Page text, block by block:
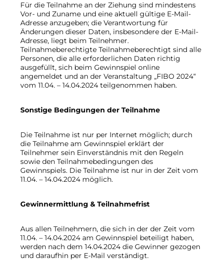
Für die Teilnahme an der Ziehung sind mindestens
Vor- und Zuname und eine aktuell gültige E-Mail-
Adresse anzugeben; die Verantwortung für
Änderungen dieser Daten, insbesondere der E-Mail-
Adresse, liegt beim Teilnehmer.
Teilnahmeberechtigte Teilnahmeberechtigt sind alle
Personen, die alle erforderlichen Daten richtig
ausgefüllt, sich beim Gewinnspiel online
angemeldet und an der Veranstaltung „FIBO 2024“
vom 11.04. – 14.04.2024 teilgenommen haben.
Sonstige Bedingungen der Teilnahme
Die Teilnahme ist nur per Internet möglich; durch
die Teilnahme am Gewinnspiel erklärt der
Teilnehmer sein Einverständnis mit den Regeln
sowie den Teilnahmebedingungen des
Gewinnspiels. Die Teilnahme ist nur in der Zeit vom
11.04. – 14.04.2024 möglich.
Gewinnermittlung & Teilnahmefrist
Aus allen Teilnehmern, die sich in der der Zeit vom
11.04. – 14.04.2024 am Gewinnspiel beteiligt haben,
werden nach dem 14.04.2024 die Gewinner gezogen
und daraufhin per E-Mail verständigt.